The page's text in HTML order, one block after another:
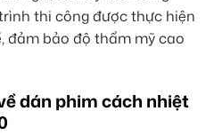
thi công được thực hiện
đảm bảo độ thẩm mỹ cao
dán phim cách nhiệt